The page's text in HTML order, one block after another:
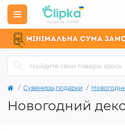
Сувениры,подарки
Новогодний